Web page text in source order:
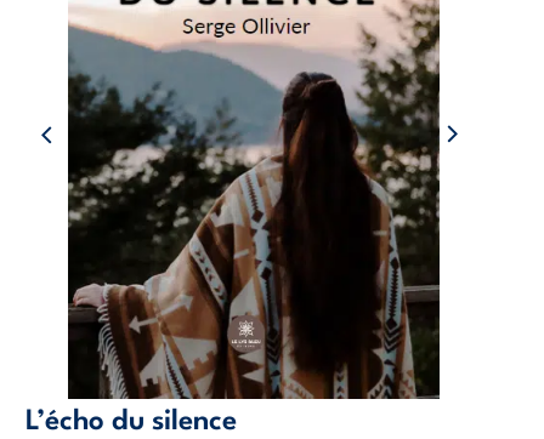
L’écho du silence